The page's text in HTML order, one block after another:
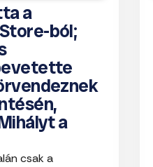
a
ból;
a
csak a